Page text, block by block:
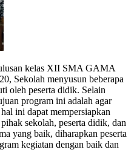
kelas XII SMA GAMA
Sekolah menyusun beberapa
oleh peserta didik. Selain
program ini adalah agar
ini dapat mempersiapkan
sekolah, peserta didik, dan
yang baik, diharapkan peserta
kegiatan dengan baik dan